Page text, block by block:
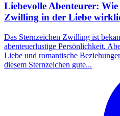
Liebevolle Abenteurer: Wie
Zwilling in der Liebe
Das Sternzeichen Zwilling ist
abenteuerlustige Persönlichkeit.
Liebe und romantische
diesem Sternzeichen gute...